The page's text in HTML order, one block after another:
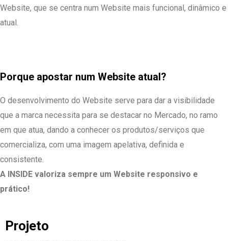
Website, que se centra num Website mais funcional, dinâmico e
atual.
Porque apostar num Website atual?
O desenvolvimento do Website serve para dar a visibilidade
que a marca necessita para se destacar no Mercado, no ramo
em que atua, dando a conhecer os produtos/serviços que
comercializa, com uma imagem apelativa, definida e
consistente.
A INSIDE valoriza sempre um Website responsivo e
prático!
Projeto